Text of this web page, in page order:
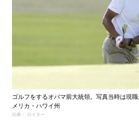
ゴルフをするオバマ前大統領。写真当時は現
メリカ・ハワイ州
出典： ロイター